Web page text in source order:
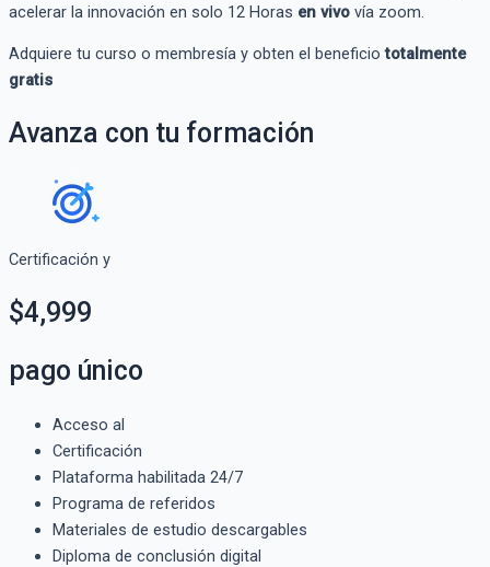
acelerar la innovación en solo 12 Horas en vivo vía zoom.
Adquiere tu curso o membresía y obten el beneficiototalmente
gratis
Avanza con tu formación
Certificación y
$4,999
pago único
Acceso al
Certificación
Plataforma habilitada 24/7
Programa de referidos
Materiales de estudio descargables
Diploma de conclusión digital